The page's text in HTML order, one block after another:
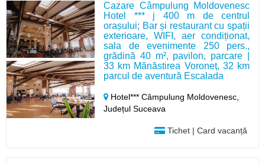
Cazare Câmpulung Moldovenesc
Hotel *** j 400 m de centrul
orașului; Bar și restaurant cu spații
exterioare, WIFI, aer condiționat,
sala de evenimente 250 pers.,
grădină 40 m², pavilon, parcare |
33 km Mănăstirea Voroneț, 32 km
parcul de aventură Escalada
Hotel*** Câmpulung Moldovenesc,
Județul Suceava
Tichet | Card vacanță